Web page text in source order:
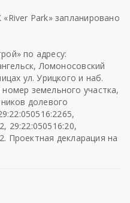
Park» запланировано
по адресу:
Ломоносовский
ул. Урицкого и наб.
земельного участка,
долевого
29:22:050516:20,
Проектная декларация на